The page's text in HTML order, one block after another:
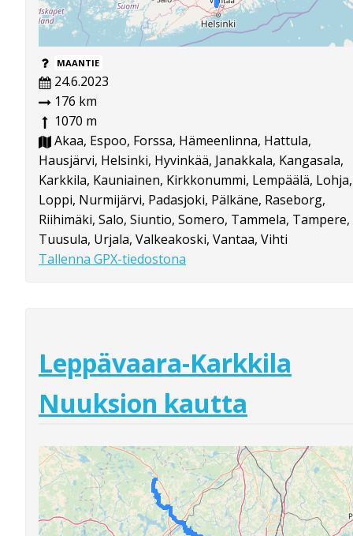
MAANTIE
24.6.2023
176 km
1070 m
Akaa, Espoo, Forssa, Hämeenlinna, Hattula,
Hausjärvi, Helsinki, Hyvinkää, Janakkala, Kangasala,
Karkkila, Kauniainen, Kirkkonummi, Lempäälä, Lohja,
Loppi, Nurmijärvi, Padasjoki, Pälkäne, Raseborg,
Riihimäki, Salo, Siuntio, Somero, Tammela, Tampere,
Tuusula, Urjala, Valkeakoski, Vantaa, Vihti
Tallenna GPX-tiedostona
Leppävaara-Karkkila
Nuuksion kautta